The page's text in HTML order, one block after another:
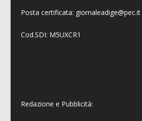
Posta certificata: giornaleadige@pec.it
Cod.SDI: M5UXCR1
Redazione e Pubblicità: